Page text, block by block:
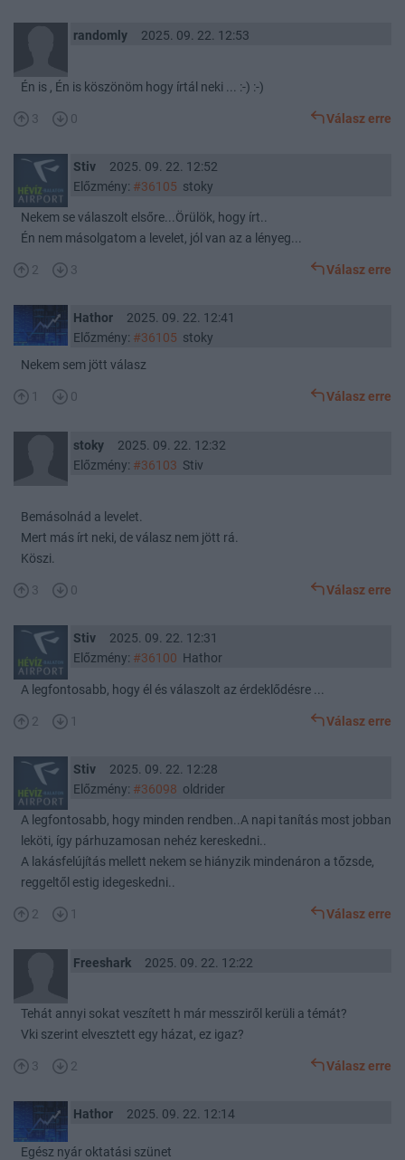
randomly 2025. 09. 22. 12:53
Én is , Én is köszönöm hogy írtál neki ... :-) :-)
3 0 Válasz erre
Stiv
2025. 09. 22. 12:52
Előzmény: #36105 stoky
Nekem se válaszolt elsőre...Örülök, hogy írt..
Én nem másolgatom a levelet, jól van az a lényeg...
2 3 Válasz erre
Hathor
2025. 09. 22. 12:41
Előzmény: #36105 stoky
Nekem sem jött válasz
1 0 Válasz erre
stoky
2025. 09. 22. 12:32
Előzmény: #36103 Stiv
Bemásolnád a levelet.
Mert más írt neki, de válasz nem jött rá.
Köszi.
3 0 Válasz erre
Stiv
2025. 09. 22. 12:31
Előzmény: #36100 Hathor
A legfontosabb, hogy él és válaszolt az érdeklődésre ...
2 1 Válasz erre
Stiv
2025. 09. 22. 12:28
Előzmény: #36098 oldrider
A legfontosabb, hogy minden rendben..A napi tanítás most jobban
leköti, így párhuzamosan nehéz kereskedni..
A lakásfelújítás mellett nekem se hiányzik mindenáron a tőzsde,
reggeltől estig idegeskedni..
2 1 Válasz erre
Freeshark 2025. 09. 22. 12:22
Tehát annyi sokat veszített h már messziről kerüli a témát?
Vki szerint elvesztett egy házat, ez igaz?
3 2 Válasz erre
Hathor 2025. 09. 22. 12:14
Egész nyár oktatási szünet